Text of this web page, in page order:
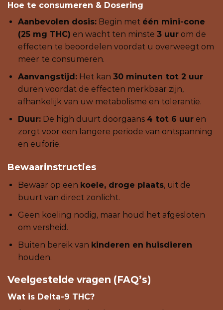
Hoe te consumeren & Dosering
Aanbevolen dosis:Begin met één mini-cone
(25 mg THC) en wacht ten minste 3 uurom de
effecten te beoordelen voordat u overweegt om
meer te consumeren.
Aanvangstijd:Het kan 30 minuten tot 2 uur
duren voordat de effecten merkbaar zijn,
afhankelijk van uw metabolisme en tolerantie.
Duur:De high duurt doorgaans 4 tot 6 uuren
zorgt voor een langere periode van ontspanning
en euforie.
Bewaarinstructies
Bewaar op een koele, droge plaats, uit de
buurt van direct zonlicht.
Geen koeling nodig, maar houd het afgesloten
om versheid.
Buiten bereik van kinderen en huisdieren
houden.
Veelgestelde vragen (FAQ’s)
Wat is Delta-9 THC?